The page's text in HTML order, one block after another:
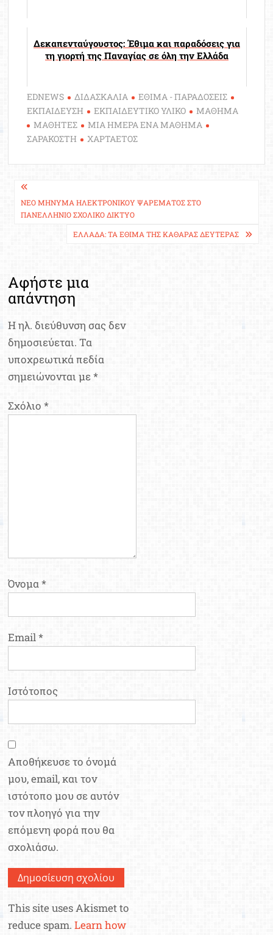
Δεκαπενταύγουστος: Έθιμα και παραδόσεις για
τη γιορτή της Παναγίας σε όλη την Ελλάδα
EDNEWS ΔΙΔΑΣΚΑΛΙΑ
ΕΘΙΜΑ - ΠΑΡΑΔΟΣΕΙΣ
ΕΚΠΑΙΔΕΥΣΗ
ΕΚΠΑΙΔΕΥΤΙΚΟ ΥΛΙΚΟ
ΜΑΘΗΜΑ
ΜΑΘΗΤΕΣ
ΜΙΑ ΗΜΕΡΑ ΕΝΑ ΜΑΘΗΜΑ
ΣΑΡΑΚΟΣΤΗ
ΧΑΡΤΑΕΤΟΣ
Πλοήγηση
άρθρων
ΝΈΟ ΜΉΝΥΜΑ ΗΛΕΚΤΡΟΝΙΚΟΎ ΨΑΡΈΜΑΤΟΣ ΣΤΟ
ΠΑΝΕΛΛΉΝΙΟ ΣΧΟΛΙΚΌ ΔΊΚΤΥΟ
ΕΛΛΆΔΑ: ΤΑ ΈΘΙΜΑ ΤΗΣ ΚΑΘΑΡΆΣ ΔΕΥΤΈΡΑΣ
Αφήστε μια
απάντηση
Η ηλ. διεύθυνση σας δεν
δημοσιεύεται. Τα
υποχρεωτικά πεδία
σημειώνονται με*
Σχόλιο*
Όνομα*
Email*
Ιστότοπος
Αποθήκευσε το όνομά
μου, email, και τον
ιστότοπο μου σε αυτόν
τον πλοηγό για την
επόμενη φορά που θα
σχολιάσω.
This site uses Akismet to
reduce spam.Learn how